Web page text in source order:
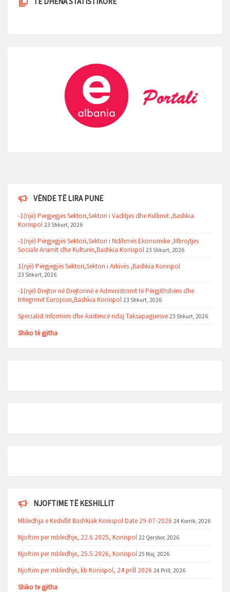
VËNDE TË LIRA PUNE
-1(një) Përgjegjës Sektori,Sektori i Vaditjes dhe Kullimit ,Bashkia
Konispol 23 Shkurt, 2026
-1(një) Përgjegjës Sektori,Sektori i Ndihmës Ekonomike ,Mbrojtjes
Sociale Arsimit dhe Kulturës,Bashkia Konispol 23 Shkurt, 2026
1(një) Përgjegjës Sektori,Sektori i Arkivës ,Bashkia Konispol
23 Shkurt, 2026
-1(një) Drejtor në Drejtorinë e Administrimit të Përgjithshëm dhe
Integrimit Europian,Bashkia Konispol 23 Shkurt, 2026
Specialist Informim dhe Asistencë ndaj Taksapaguesve 23 Shkurt, 2026
Shiko të gjitha
NJOFTIME TË KESHILLIT
Mbledhja e Keshillit Bashkiak Konispol Date 29-07-2026 24 Korrik, 2026
Njoftim per mbledhje, 22.6.2025, Konispol 22 Qershor, 2026
Njoftim per mbledhje, 25.5.2026, Konispol 25 Maj, 2026
Njoftim per mbledhje, kb Konispol, 24 prill 2026 24 Prill, 2026
Shiko te gjitha